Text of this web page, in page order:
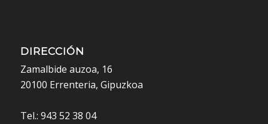
DIRECCIÓN
Zamalbide auzoa, 16
20100 Errenteria, Gipuzkoa
Tel.: 943 52 38 04